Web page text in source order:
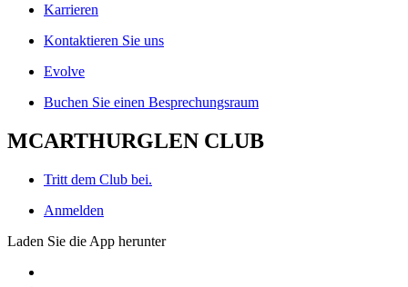
Karrieren
Kontaktieren Sie uns
Evolve
Buchen Sie einen Besprechungsraum
MCARTHURGLEN CLUB
Tritt dem Club bei.
Anmelden
Laden Sie die App herunter